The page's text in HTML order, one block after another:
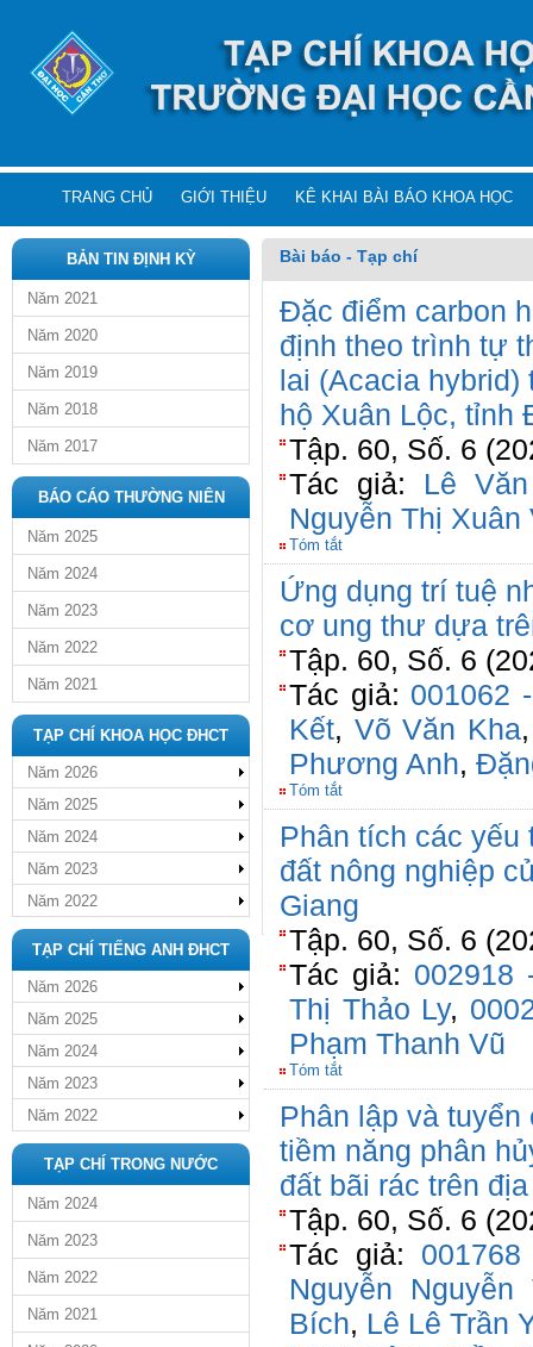
TRANG CHỦ GIỚI THIỆU KÊ KHAI BÀI BÁO KHOA HỌC
BẢN TIN ĐỊNH KỲ
Năm 2021
Năm 2020
Năm 2019
Năm 2018
Năm 2017
BÁO CÁO THƯỜNG NIÊN
Năm 2025
Năm 2024
Năm 2023
Năm 2022
Năm 2021
TẠP CHÍ KHOA HỌC ĐHCT
Năm 2026
Năm 2025
Năm 2024
Năm 2023
Năm 2022
TẠP CHÍ TIẾNG ANH ĐHCT
Năm 2026
Năm 2025
Năm 2024
Năm 2023
Năm 2022
TẠP CHÍ TRONG NƯỚC
Năm 2024
Năm 2023
Năm 2022
Năm 2021
Bài báo - Tạp chí
Đặc điểm carbon
định theo trình tự
lai (Acacia hybrid)
hộ Xuân Lộc, tỉnh
Tập. 60, Số. 6
Tác giả: Lê
Nguyễn Thị Xuân
Tóm tắt
Ứng dụng trí tuệ
cơ ung thư dựa
Tập. 60, Số. 6
Tác giả: 001062
Kết, Võ Văn Kha
Phương Anh,
Tóm tắt
Phân tích các
đất nông nghiệp
Giang
Tập. 60, Số. 6
Tác giả: 002918
Thị Thảo Ly,
Phạm Thanh Vũ
Tóm tắt
Phân lập và
tiềm năng phân
đất bãi rác trên
Tập. 60, Số. 6
Tác giả:
Nguyễn
Bích, Lê Lê Trần